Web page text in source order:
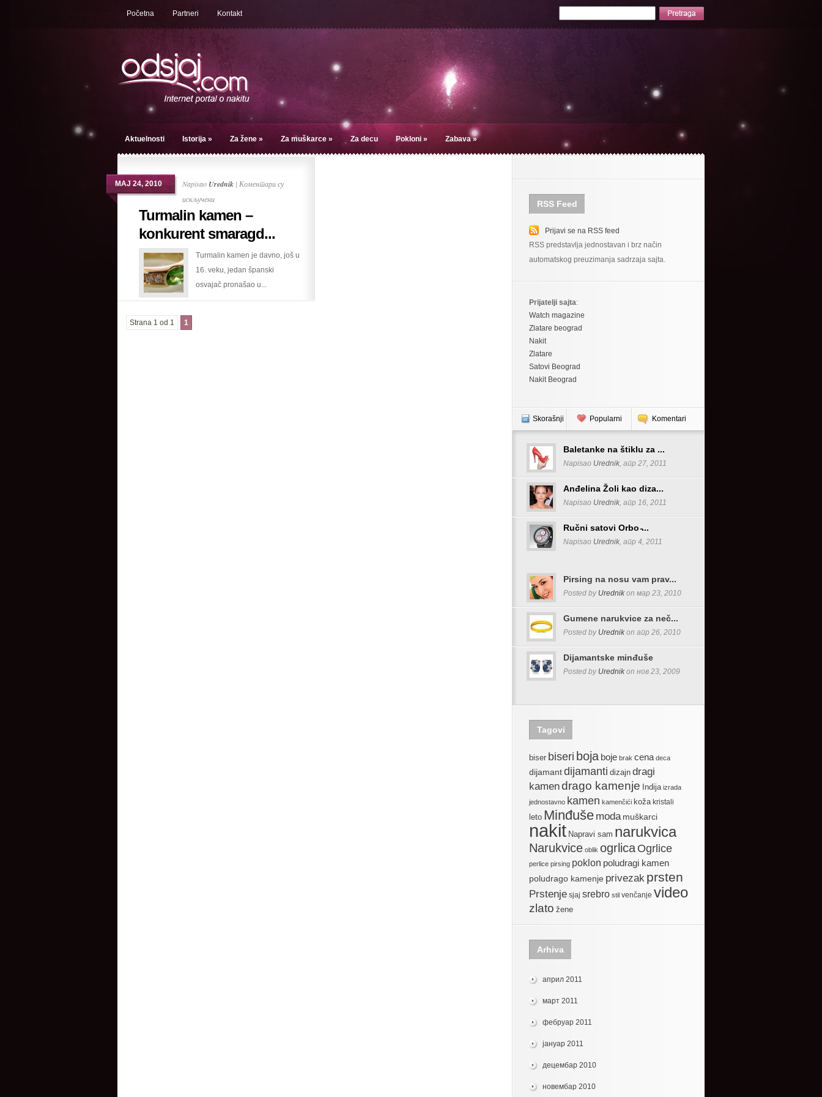
Početna Partneri Kontakt
Aktuelnosti Istorija » Za žene » Za muškarce » Za decu Pokloni » Zabava»
МАЈ 24, 2010 Napisao Urednik | Коментари су
искљученина
Turmalin
konkurent
smaragdu
Turmalin kamen –
konkurent smaragd...
Turmalin kamen je davno, još u
16. veku, jedan španski
osvajač pronašao u...
Strana 1 od 1 1
RSS Feed
Prijavi se na RSS feed
RSS predstavlja jednostavan i brz način
automatskog preuzimanja sadrzaja sajta.
Prijatelji sajta:
Watch magazine
Zlatare beograd
Nakit
Zlatare
Satovi Beograd
Nakit Beograd
Skorašnji Popularni Komentari
Baletanke na štiklu za ...
Napisao Urednik, апр 27, 2011
Anđelina Žoli kao diza...
Napisao Urednik, апр 16, 2011
Ručni satovi Orbo ̵...
Napisao Urednik, апр 4, 2011
Pirsing na nosu vam prav...
Posted by Urednik on мар 23, 2010
Gumene narukvice za neč...
Posted by Urednik on апр 26, 2010
Dijamantske minđuše
Posted by Urednik on нов 23, 2009
Tagovi
biser biseri boja boje brak cena deca
dijamantdijamanti dizajn dragi
kamendrago kamenje Indija izrada
jednostavno kamen kamenčići koža kristali
leto Minđuše moda muškarci
nakit Napravi sam narukvica
Narukvice oblik ogrlicaOgrlice
perlice pirsing poklon poludragi kamen
poludrago kamenje privezak prsten
Prstenje sjaj srebro stil venčanje video
zlato žene
Arhiva
април 2011
март 2011
фебруар 2011
јануар 2011
децембар 2010
новембар 2010